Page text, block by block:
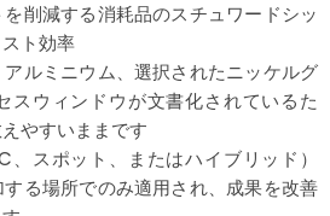
削減する消耗品のスチュワードシッ
ト効率
ルミニウム、選択されたニッケルグ
スウィンドウが文書化されているた
やすいままです
、スポット、またはハイブリッド）
る場所でのみ適用され、成果を改善